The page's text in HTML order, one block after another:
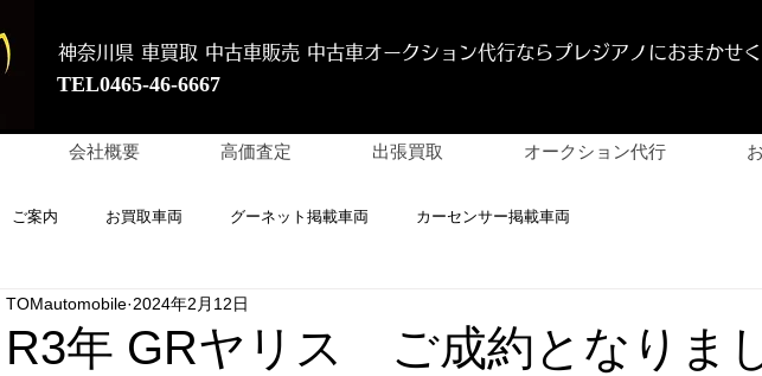
神奈川県 車買取 中古車販売 中古車オークション代行ならプレジアノにおまかせ
TEL0465-46-6667
会社概要 高価査定 出張買取 オークション代行
ご案内 お買取車両 グーネット掲載車両 カーセンサー掲載車両
R3年 GRヤリス ご成約となりま
TOMautomobile 2024年2月12日